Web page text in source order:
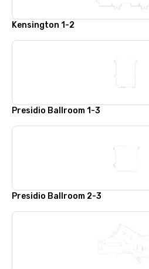
Kensington 1-2
Presidio Ballroom 1-3
Presidio Ballroom 2-3